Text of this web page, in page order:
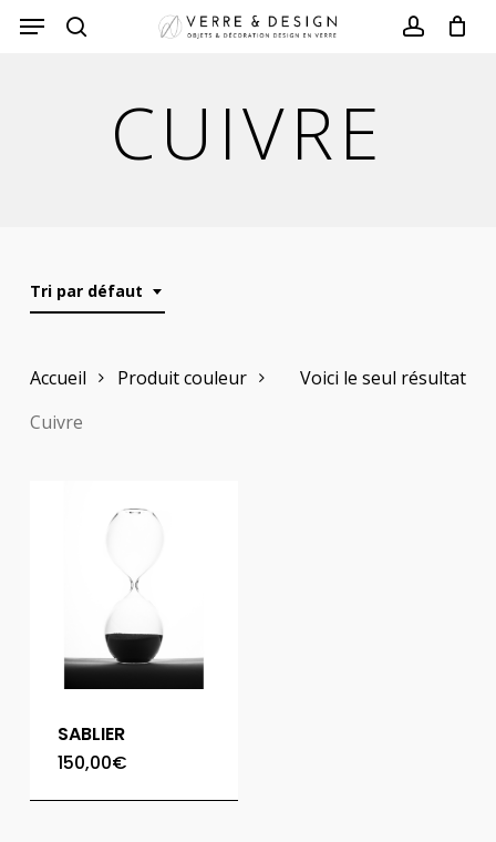
Skip
CUIVRE
Tri par défaut
Voici le seul résultat
Accueil
Produit couleur
Cuivre
SABLIER
150,00€